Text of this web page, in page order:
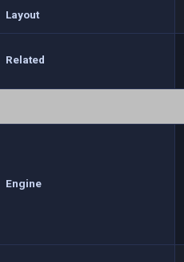
Layout
Related
Engine